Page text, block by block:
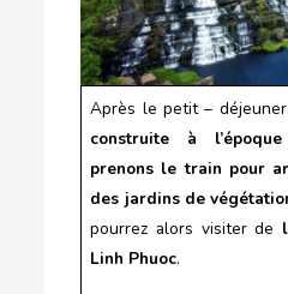
Après le petit –
construite à
prenons le train pour
des jardins de
pourrez alors visiter de
Linh Phuoc.